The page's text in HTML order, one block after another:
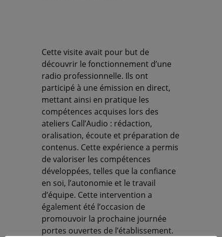
Cette visite avait pour but de
découvrir le fonctionnement d’une
radio professionnelle. Ils ont
participé à une émission en direct,
mettant ainsi en pratique les
compétences acquises lors des
ateliers Call’Audio : rédaction,
oralisation, écoute et préparation de
contenus. Cette expérience a permis
de valoriser les compétences
développées, telles que la confiance
en soi, l’autonomie et le travail
d’équipe. Cette intervention a
également été l’occasion de
promouvoir la prochaine journée
portes ouvertes de l’établissement.